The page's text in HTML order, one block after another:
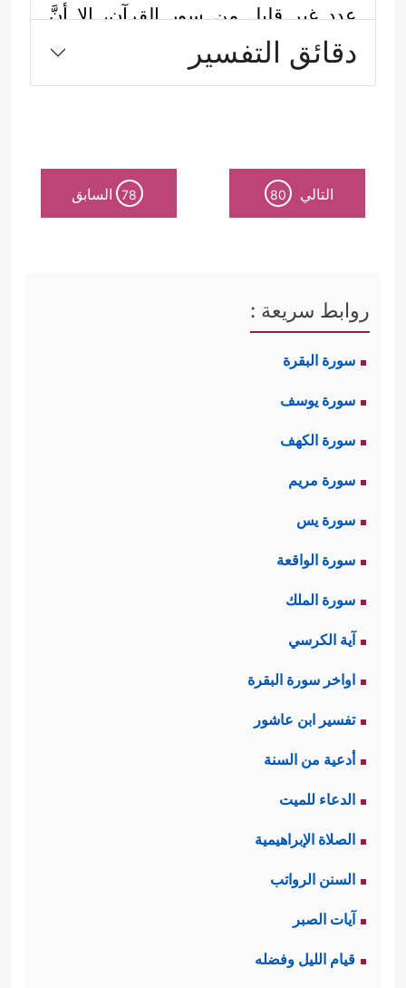
عددٍ غير قليلٍ مِن سور القرآن، إلا أنَّ
هذه القصة لم تتكرَّر ولم ترِدْ إلا في هذه
السورة، والتي يمكن الوقوف مع
أولًا: تبدأ القصة بتحديد هدف واضح سار
إليه موسى مع فتاه بعزمٍ وإصرار ﴿وَإِذۡ
أَمۡضِیَ حُقُبࣰا﴾
والقرآن لم يُشِر بدايةً إلى الغاية من
قصد هذا المكان، ولكن السياق يقودنا
إلى أنَّ الغاية كانت مُلاقاة الرجل
الصالح، والذي لم يُسمِّه القرآن أيضًا،
ولكن الثابت في الأخبار أنه الخضِر
السلامكما سيأتي، ويبدو من السياق
أيضًا أن الله قد كلَّف موسَى بمُلاقاة هذا
الرجل والتعلُّم منه
عَلَىٰۤ أَن تُعَلِّمَنِ مِمَّا عُلِّمۡتَ رُشۡدࣰا﴾
وقد جعل الله لموسى علامةً واضحةً
على قُرب وصوله إلى هذا المكان؛ حيث
سيأخذ الحوت الذي معهما طريقه إلى
البحر، وسيترك أثرًا له غائرًا في الماء
﴿فَلَمَّا بَلَغَا مَجۡمَعَ بَیۡنِهِمَا نَسِیَا حُوتَهُمَا فَٱتَّخَذَ سَبِیلَهُۥ
فِی ٱلۡبَحۡرِ سَرَبࣰا﴾
دقائق التفسير
التالي 80
78 السابق
روابط سريعة :
سورة البقرة
سورة يوسف
سورة الكهف
سورة مريم
سورة يس
سورة الواقعة
سورة الملك
آية الكرسي
اواخر سورة البقرة
تفسير ابن عاشور
أدعية من السنة
الدعاء للميت
الصلاة الإبراهيمية
السنن الرواتب
آيات الصبر
قيام الليل وفضله